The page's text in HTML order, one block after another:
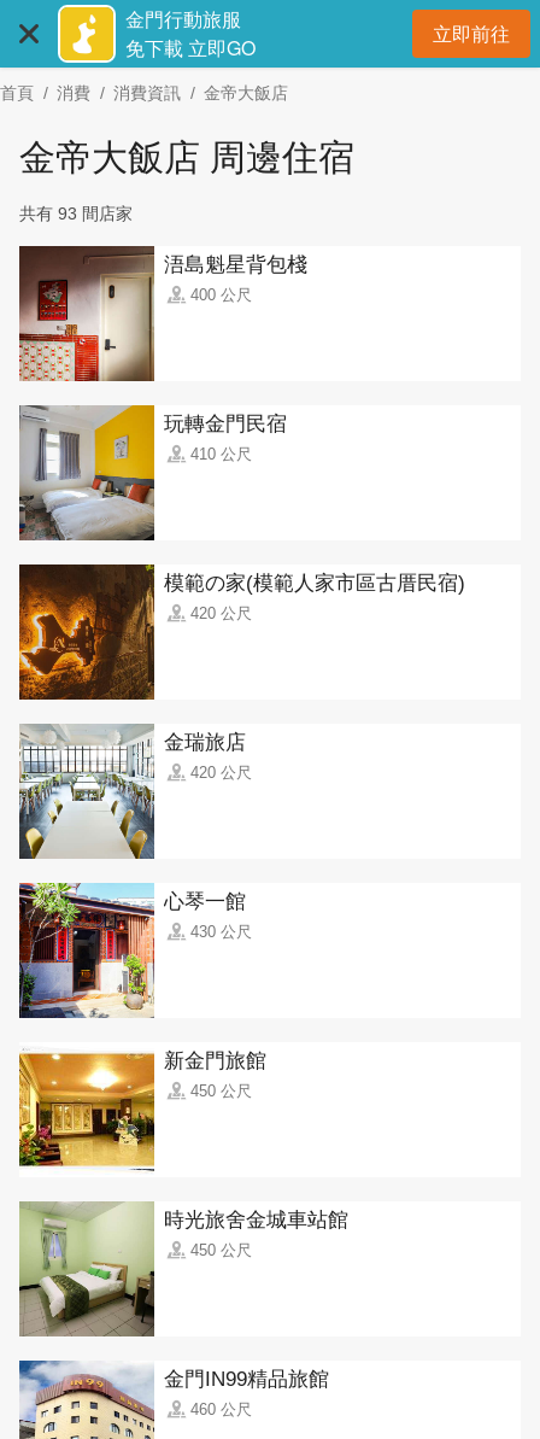
主
要
金門行動旅服
免下載 立即GO
立即前往開
首頁 消費 消費資訊 金帝大飯店
金帝大飯店 周邊住宿
共有 93 間店家
浯島魁星背包棧
400 公尺
玩轉金門民宿
410 公尺
模範の家(模範人家市區古厝民宿)
420 公尺
金瑞旅店
420 公尺
心琴一館
430 公尺
新金門旅館
450 公尺
時光旅舍金城車站館
450 公尺
金門IN99精品旅館
460 公尺